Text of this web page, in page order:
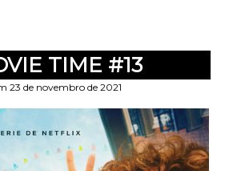
TIME #13
23 de novembro de 2021